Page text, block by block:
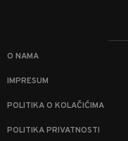
O NAMA
IMPRESUM
POLITIKA O KOLAČIĆIMA
POLITIKA PRIVATNOSTI